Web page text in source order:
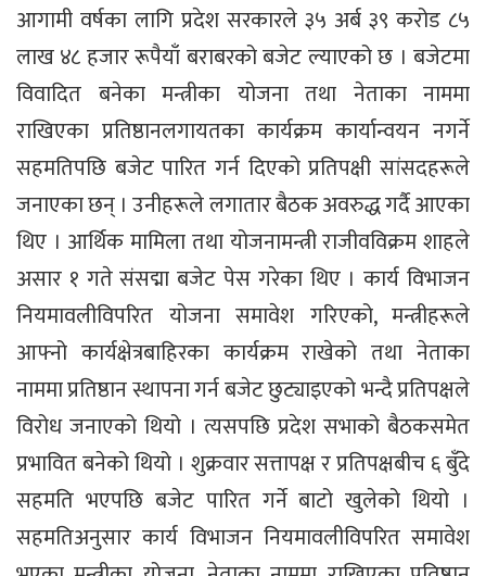
आगामी वर्षका लागि प्रदेश सरकारले ३५ अर्ब ३९ करोड ८५
लाख ४८ हजार रूपैयाँ बराबरको बजेट ल्याएको छ । बजेटमा
विवादित बनेका मन्त्रीका योजना तथा नेताका नाममा
राखिएका प्रतिष्ठानलगायतका कार्यक्रम कार्यान्वयन नगर्ने
सहमतिपछि बजेट पारित गर्न दिएको प्रतिपक्षी सांसदहरूले
जनाएका छन् । उनीहरूले लगातार बैठक अवरुद्ध गर्दै आएका
थिए । आर्थिक मामिला तथा योजनामन्त्री राजीवविक्रम शाहले
असार १ गते संसद्मा बजेट पेस गरेका थिए । कार्य विभाजन
नियमावलीविपरित योजना समावेश गरिएको, मन्त्रीहरूले
आफ्नो कार्यक्षेत्रबाहिरका कार्यक्रम राखेको तथा नेताका
नाममा प्रतिष्ठान स्थापना गर्न बजेट छुट्याइएको भन्दै प्रतिपक्षले
विरोध जनाएको थियो । त्यसपछि प्रदेश सभाको बैठकसमेत
प्रभावित बनेको थियो । शुक्रवार सत्तापक्ष र प्रतिपक्षबीच ६ बुँदे
सहमति भएपछि बजेट पारित गर्ने बाटो खुलेको थियो ।
सहमतिअनुसार कार्य विभाजन नियमावलीविपरित समावेश